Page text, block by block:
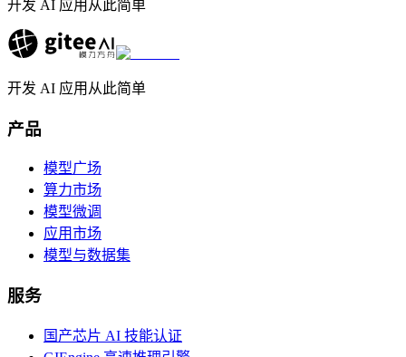
开发 AI 应用从此简单
开发 AI 应用从此简单
产品
模型广场
算力市场
模型微调
应用市场
模型与数据集
服务
国产芯片 AI 技能认证